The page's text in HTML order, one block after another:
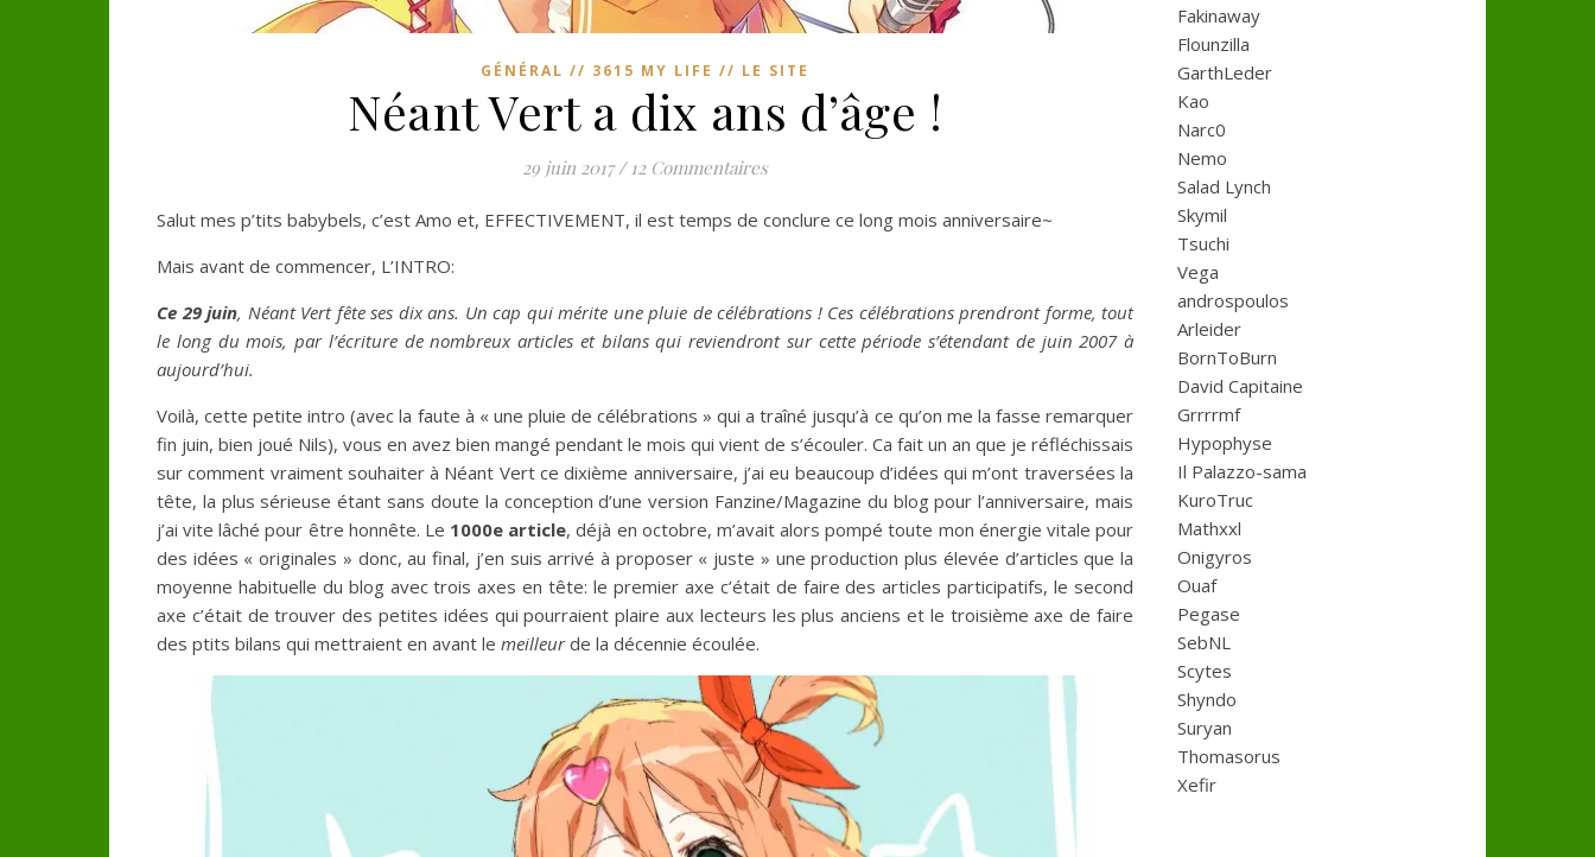
GÉNÉRAL // 3615 MY LIFE // LE SITE
Néant Vert a dix ans d’âge !
29 juin 2017 / 12 Commentaires
Salut mes p’tits babybels, c’est Amo et, EFFECTIVEMENT, il est temps de conclure ce long mois anniversaire~
Mais avant de commencer, L’INTRO:
Ce 29 juin, Néant Vert fête ses dix ans. Un cap qui mérite une pluie de célébrations ! Ces célébrations prendront forme, tout
le long du mois, par l’écriture de nombreux articles et bilans qui reviendront sur cette période s’étendant de juin 2007 à
aujourd’hui.
Voilà, cette petite intro (avec la faute à « une pluie de célébrations » qui a traîné jusqu’à ce qu’on me la fasse remarquer
fin juin, bien joué Nils), vous en avez bien mangé pendant le mois qui vient de s’écouler. Ca fait un an que je réfléchissais
sur comment vraiment souhaiter à Néant Vert ce dixième anniversaire, j’ai eu beaucoup d’idées qui m’ont traversées la
tête, la plus sérieuse étant sans doute la conception d’une version Fanzine/Magazine du blog pour l’anniversaire, mais
j’ai vite lâché pour être honnête. Le 1000e article, déjà en octobre, m’avait alors pompé toute mon énergie vitale pour
des idées « originales » donc, au final, j’en suis arrivé à proposer « juste » une production plus élevée d’articles que la
moyenne habituelle du blog avec trois axes en tête: le premier axe c’était de faire des articles participatifs, le second
axe c’était de trouver des petites idées qui pourraient plaire aux lecteurs les plus anciens et le troisième axe de faire
des ptits bilans qui mettraient en avant le meilleurde la décennie écoulée.
Fakinaway
Flounzilla
GarthLeder
Kao
Narc0
Nemo
Salad Lynch
Skymil
Tsuchi
Vega
androspoulos
Arleider
BornToBurn
David Capitaine
Grrrrmf
Hypophyse
Il Palazzo-sama
KuroTruc
Mathxxl
Onigyros
Ouaf
Pegase
SebNL
Scytes
Shyndo
Suryan
Thomasorus
Xefir